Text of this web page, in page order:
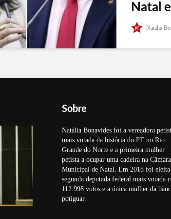
Natal
Natália
Sobre
Natália Bonavides foi a vereadora
mais votada da história do PT no Rio
Grande do Norte e a primeira mulher
petista a ocupar uma cadeira na Câmara
Municipal de Natal. Em 2018 foi eleita
segunda deputada federal mais votada
112.998 votos e a única mulher da
potiguar.